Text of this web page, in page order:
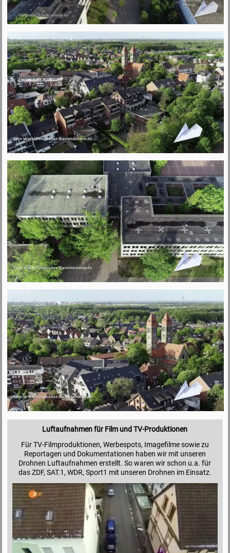
Luftaufnahmen für Film und TV-Produktionen
Für TV-Filmproduktionen, Werbespots, Imagefilme sowie zu
Reportagen und Dokumentationen haben wir mit unseren
Drohnen Luftaufnahmen erstellt. So waren wir schon u.a. für
das ZDF, SAT.1, WDR, Sport1 mit unseren Drohnen im Einsatz.